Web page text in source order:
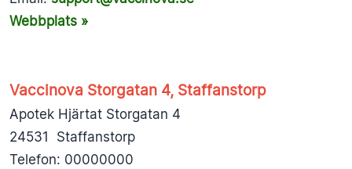
Webbplats »
Vaccinova Storgatan 4, Staffanstorp
Apotek Hjärtat Storgatan 4
24531 Staffanstorp
Telefon: 00000000